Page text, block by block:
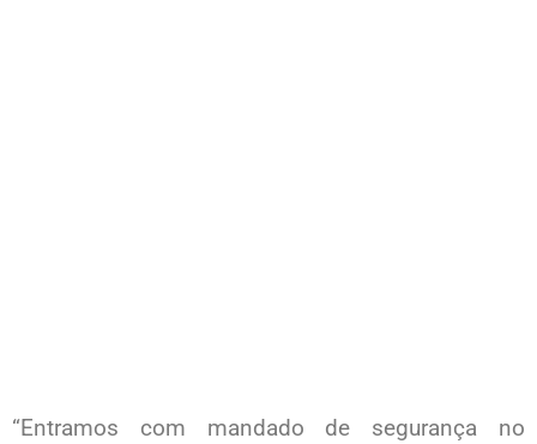
“Entramos com mandado de segurança no